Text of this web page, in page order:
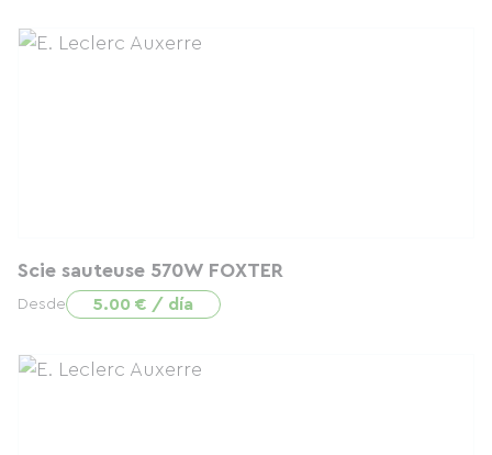
Scie sauteuse 570W FOXTER
Desde 5.00 € / día